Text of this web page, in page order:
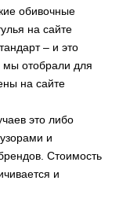
обивочные
на сайте
– и это
мы отобрали для
на сайте
это либо
и
Стоимость
и